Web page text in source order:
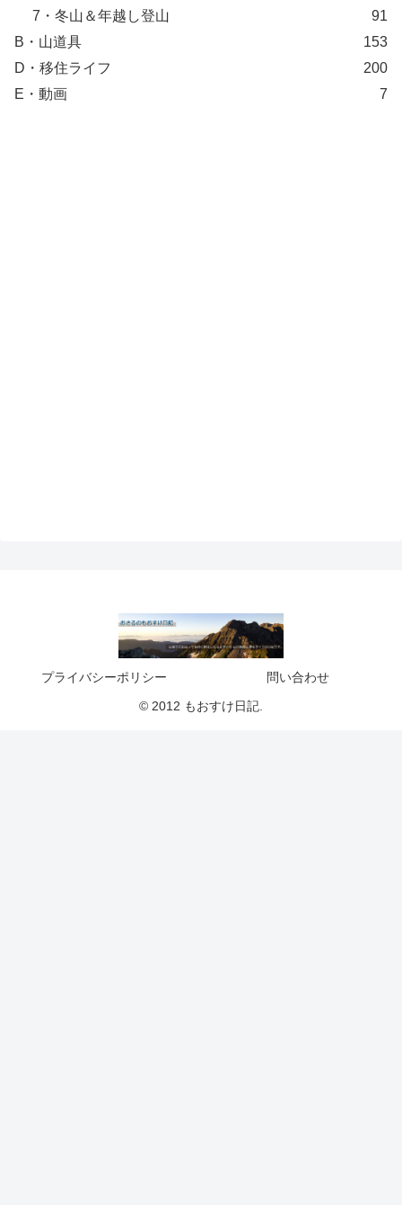
7・冬山＆年越し登山
91
B・山道具
153
D・移住ライフ
200
E・動画
7
プライバシーポリシー
問い合わせ
© 2012 もおすけ日記.